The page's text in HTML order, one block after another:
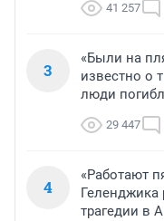
41 257
3
«Были на
известно о
люди
29 447
4
«Работают
Геленджика
трагедии в